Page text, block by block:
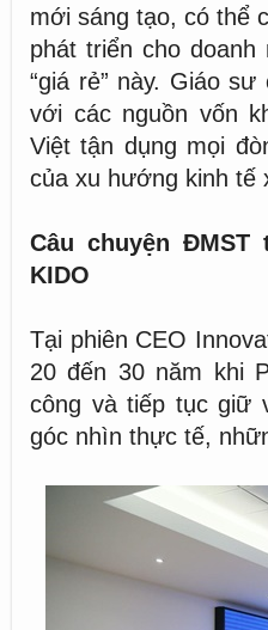
mới sáng tạo, có thể
phát triển cho
“giá rẻ” này. Giáo
với các nguồn vốn
Việt tận dụng mọi
của xu hướng kinh tế
Câu chuyện
KIDO
Tại phiên CEO
20 đến 30 năm khi
công và tiếp tục giữ
góc nhìn thực tế,